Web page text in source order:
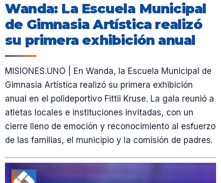
Wanda: La Escuela Municipal
de Gimnasia Artística realizó
su primera exhibición anual
MISIONES.UNO | En Wanda, la Escuela Municipal de
Gimnasia Artística realizó su primera exhibición
anual en el polideportivo Fittii Kruse. La gala reunió a
atletas locales e instituciones invitadas, con un
cierre lleno de emoción y reconocimiento al esfuerzo
de las familias, el municipio y la comisión de padres.